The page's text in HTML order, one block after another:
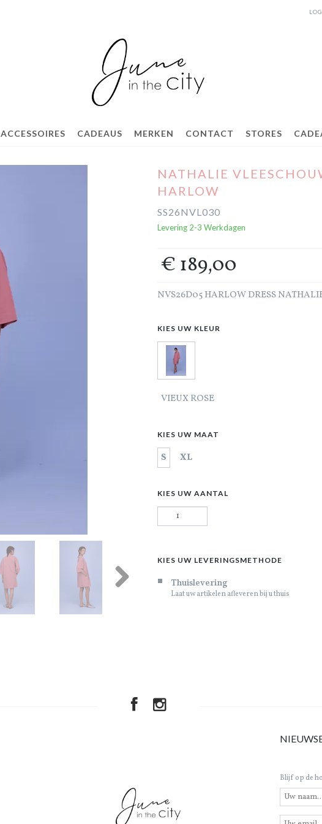
ACCESSOIRES CADEAUS MERKEN CONTACT STORES
NATHALIE
HARLOW
SS26NVL030
Levering 2-3 Werkdagen
€ 189,00
NVS26D05 HARLOW DRESS
KIES UW KLEUR
VIEUX ROSE
KIES UW MAAT
S XL
KIES UW AANTAL
KIES UW LEVERINGSMETHODE
Thuislevering
Laat uw artikelen afleveren bij u thuis
Blijf op de